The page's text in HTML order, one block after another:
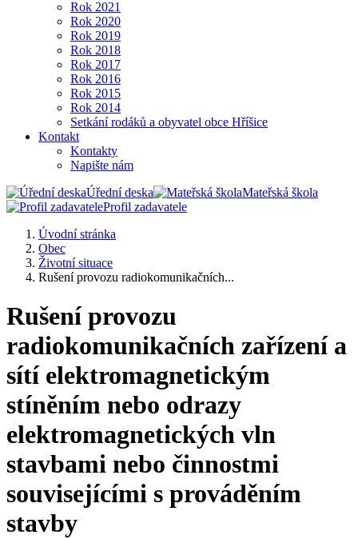
Rok 2021
Rok 2020
Rok 2019
Rok 2018
Rok 2017
Rok 2016
Rok 2015
Rok 2014
Setkání rodáků a obyvatel obce Hříšice
Kontakt
Kontakty
Napište nám
Úřední deska
Mateřská škola
Profil zadavatele
Úvodní stránka
Obec
Životní situace
Rušení provozu radiokomunikačních...
Rušení provozu
radiokomunikačních zařízení a
sítí elektromagnetickým
stíněním nebo odrazy
elektromagnetických vln
stavbami nebo činnostmi
souvisejícími s prováděním
stavby